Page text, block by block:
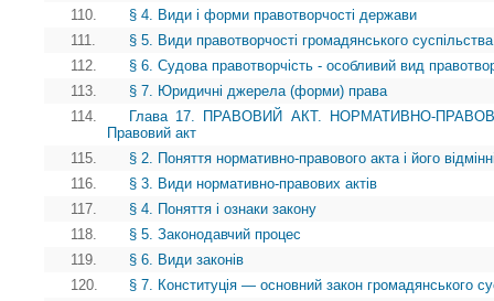
110.
§ 4. Види і форми правотворчості держави
111.
§ 5. Види правотворчості громадянського суспільства
112.
§ 6. Судова правотворчість - особливий вид
113.
§ 7. Юридичні джерела (форми) права
114.
Глава 17. ПРАВОВИЙ АКТ. НОРМАТИВНО-
Правовий акт
115.
§ 2. Поняття нормативно-правового акта і його
116.
§ 3. Види нормативно-правових актів
117.
§ 4. Поняття і ознаки закону
118.
§ 5. Законодавчий процес
119.
§ 6. Види законів
120.
§ 7. Конституція — основний закон громадянського